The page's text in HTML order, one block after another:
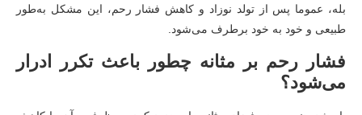
بله، عموما پس از تولد نوزاد و کاهش فشار رحم، این مشکل به‌طور
طبیعی و خود به خود برطرف می‌شود.
فشار رحم بر مثانه چطور باعث تکرر ادرار
می‌شود؟